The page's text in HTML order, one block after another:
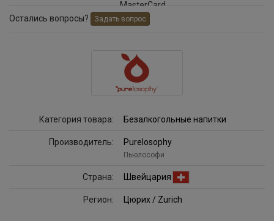
Остались вопросы? Задать вопрос
Категория товара: Безалкогольные напитки
Производитель: Purelosophy
Пьюлософи
Страна: Швейцария
Регион: Цюрих / Zurich